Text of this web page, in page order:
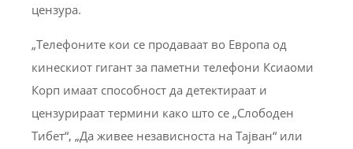
цензура.
„Телефоните кои се продаваат во Европа од
кинескиот гигант за паметни телефони Ксиаоми
Корп имаат способност да детектираат и
цензурираат термини како што се „Слободен
Тибет“, „Да живее независноста на Тајван“ или